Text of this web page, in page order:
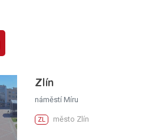
Zlín
náměstí Míru
ZL město Zlín